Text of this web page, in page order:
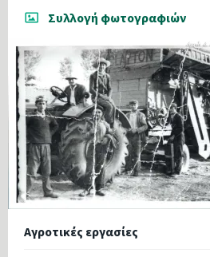
Συλλογή φωτογραφιών
Αγροτικές εργασίες